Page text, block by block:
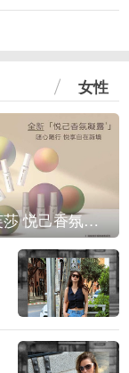
女性
IPSA茵芙莎 悦己香氛凝露上市